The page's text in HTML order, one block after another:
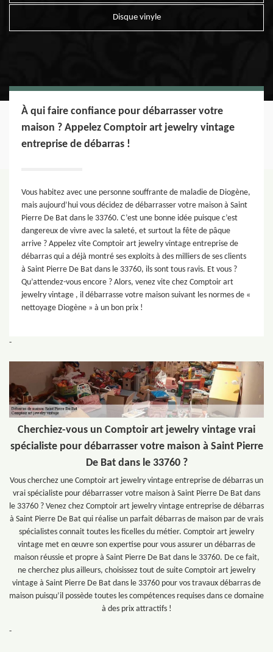
Disque vinyle
À qui faire confiance pour débarrasser votre
maison ? Appelez Comptoir art jewelry vintage
entreprise de débarras !
Vous habitez avec une personne souffrante de maladie de Diogène,
mais aujourd’hui vous décidez de débarrasser votre maison à Saint
Pierre De Bat dans le 33760. C’est une bonne idée puisque c’est
dangereux de vivre avec la saleté, et surtout la fête de pâque
arrive ? Appelez vite Comptoir art jewelry vintage entreprise de
débarras qui a déjà montré ses exploits à des milliers de ses clients
à Saint Pierre De Bat dans le 33760, ils sont tous ravis. Et vous ?
Qu’attendez-vous encore ? Alors, venez vite chez Comptoir art
jewelry vintage , il débarrasse votre maison suivant les normes de «
nettoyage Diogène » à un bon prix !
-
Cherchiez-vous un Comptoir art jewelry vintage vrai
spécialiste pour débarrasser votre maison à Saint Pierre
De Bat dans le 33760 ?
Vous cherchez une Comptoir art jewelry vintage entreprise de débarras un
vrai spécialiste pour débarrasser votre maison à Saint Pierre De Bat dans
le 33760 ? Venez chez Comptoir art jewelry vintage entreprise de débarras
à Saint Pierre De Bat qui réalise un parfait débarras de maison par de vrais
spécialistes connait toutes les ficelles du métier. Comptoir art jewelry
vintage met en œuvre son expertise pour vous assurer un débarras de
maison réussie et propre à Saint Pierre De Bat dans le 33760. De ce fait,
ne cherchez plus ailleurs, choisissez tout de suite Comptoir art jewelry
vintage à Saint Pierre De Bat dans le 33760 pour vos travaux débarras de
maison puisqu’il possède toutes les compétences requises dans ce domaine
à des prix attractifs !
-